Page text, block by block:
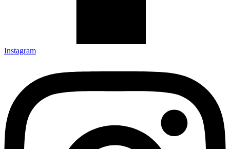
Instagram